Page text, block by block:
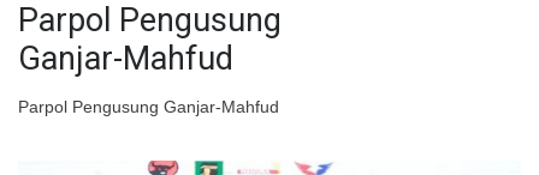
Parpol Pengusung
Ganjar-Mahfud
Parpol Pengusung Ganjar-Mahfud